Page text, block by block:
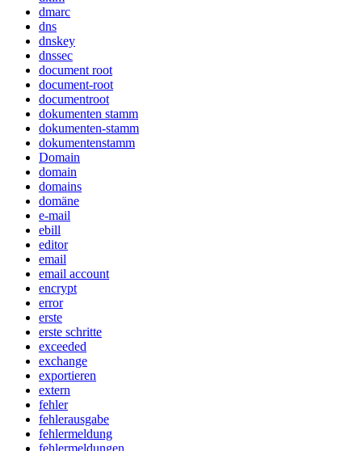
dmarc
dns
dnskey
dnssec
document root
document-root
documentroot
dokumenten stamm
dokumenten-stamm
dokumentenstamm
Domain
domain
domains
domäne
e-mail
ebill
editor
email
email account
encrypt
error
erste
erste schritte
exceeded
exchange
exportieren
extern
fehler
fehlerausgabe
fehlermeldung
fehlermeldungen